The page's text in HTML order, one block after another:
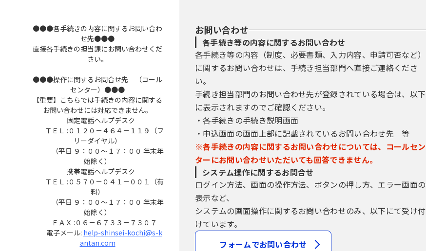
●●●各手続きの内容に関するお問い合わ
せ先●●●
直接各手続きの担当課にお問い合わせくだ
さい。
●●●操作に関するお問合せ先 （コール
センター）●●●
【重要】こちらでは手続きの内容に関する
お問い合わせには対応できません。
固定電話ヘルプデスク
ＴＥＬ :０１２０－４６４－１１９（フ
リーダイヤル）
（平日 ９：００～１７：００ 年末年
始除く）
携帯電話ヘルプデスク
ＴＥＬ :０５７０－０４１－００１（有
料）
（平日 ９：００～１７：００ 年末年
始除く）
ＦＡＸ :０６－６７３３－７３０７
電子メール: help-shinsei-kochi@s-k
antan.com
お問い合わせ
各手続き等の内容に関するお問い合わせ
各手続き等の内容（制度、必要書類、入力内容、申請可否など）
に関するお問い合わせは、手続き担当部門へ直接ご連絡くださ
い。
手続き担当部門のお問い合わせ先が登録されている場合は、以下
に表示されますのでご確認ください。
・各手続きの手続き説明画面
・申込画面の画面上部に記載されているお問い合わせ先 等
※各手続きの内容に関するお問い合わせについては、コールセン
ターにお問い合わせいただいても回答できません。
システム操作に関するお問合せ
ログイン方法、画面の操作方法、ボタンの押し方、エラー画面の
表示など、
システムの画面操作に関するお問い合わせのみ、以下にて受け付
けています。
フォームでお問い合わせ